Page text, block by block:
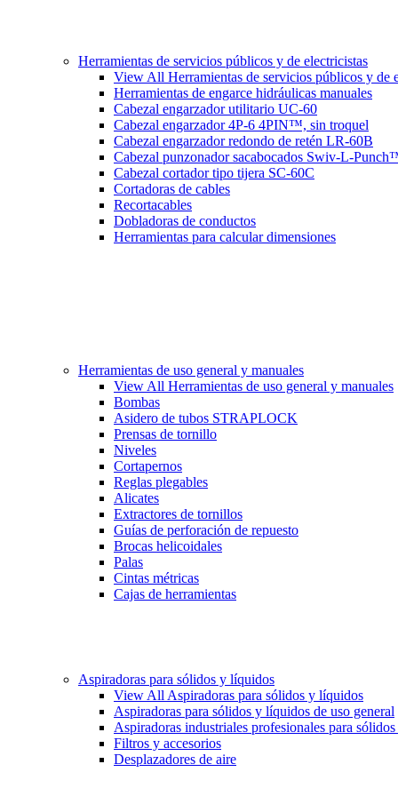
Herramientas de servicios públicos y de electricistas
View All Herramientas de servicios públicos y de
Herramientas de engarce hidráulicas manuales
Cabezal engarzador utilitario UC-60
Cabezal engarzador 4P-6 4PIN™, sin troquel
Cabezal engarzador redondo de retén LR-60B
Cabezal punzonador sacabocados Swiv-L-
Cabezal cortador tipo tijera SC-60C
Cortadoras de cables
Recortacables
Dobladoras de conductos
Herramientas para calcular dimensiones
Herramientas de uso general y manuales
View All Herramientas de uso general y manuales
Bombas
Asidero de tubos STRAPLOCK
Prensas de tornillo
Niveles
Cortapernos
Reglas plegables
Alicates
Extractores de tornillos
Guías de perforación de repuesto
Brocas helicoidales
Palas
Cintas métricas
Cajas de herramientas
Aspiradoras para sólidos y líquidos
View All Aspiradoras para sólidos y líquidos
Aspiradoras para sólidos y líquidos de uso general
Aspiradoras industriales profesionales para
Filtros y accesorios
Desplazadores de aire